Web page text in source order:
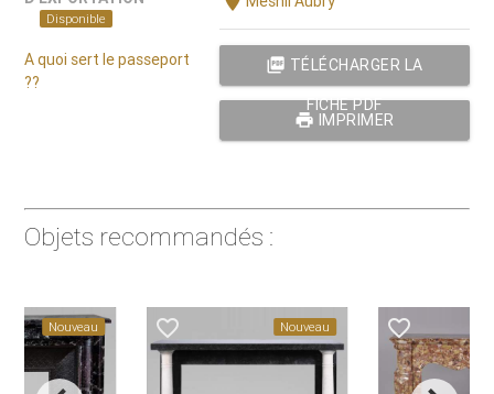
Disponible
A quoi sert le passeport
??
picture_as_pdf TÉLÉCHARGER LA
FICHE PDF
print IMPRIMER
Objets recommandés :
favorite_border Nouveau favorite_border Nouveau